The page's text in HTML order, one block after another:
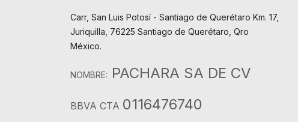
Carr, San Luis Potosí - Santiago de Querétaro Km. 17,
Juriquilla, 76225 Santiago de Querétaro, Qro
México.
NOMBRE: PACHARA SA DE CV
BBVA CTA 0116476740